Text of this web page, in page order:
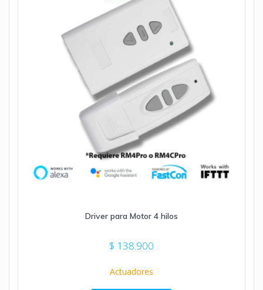
Driver para Motor 4 hilos
$ 138.900
Actuadores